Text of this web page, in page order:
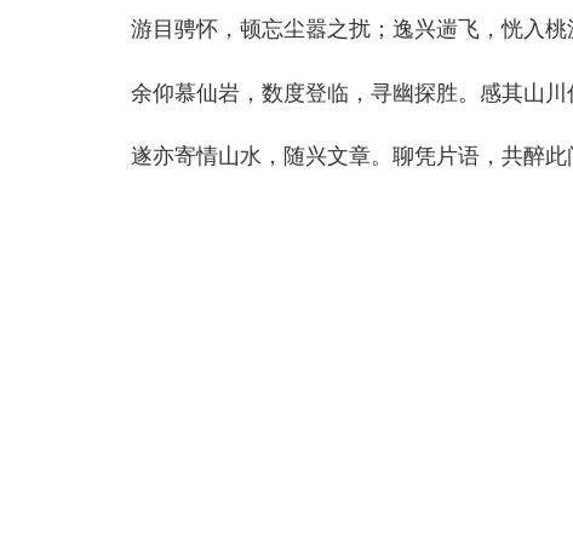
游目骋怀，顿忘尘嚣之扰；逸兴遄飞，恍入桃
余仰慕仙岩，数度登临，寻幽探胜。感其山川
遂亦寄情山水，随兴文章。聊凭片语，共醉此